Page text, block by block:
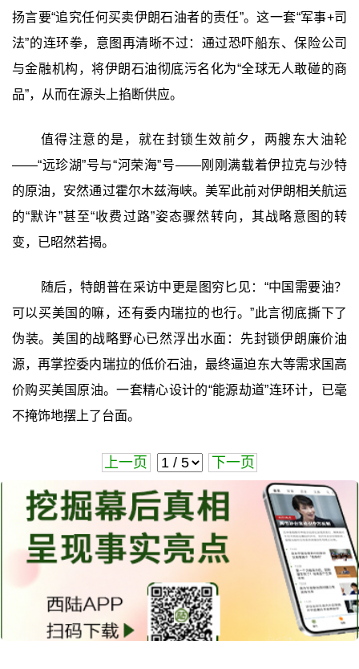
扬言要“追究任何买卖伊朗石油者的责任”。这一套“军事+司
法”的连环拳，意图再清晰不过：通过恐吓船东、保险公司
与金融机构，将伊朗石油彻底污名化为“全球无人敢碰的商
品”，从而在源头上掐断供应。
值得注意的是，就在封锁生效前夕，两艘东大油轮
——“远珍湖”号与“河荣海”号——刚刚满载着伊拉克与沙特
的原油，安然通过霍尔木兹海峡。美军此前对伊朗相关航运
的“默许”甚至“收费过路”姿态骤然转向，其战略意图的转
变，已昭然若揭。
随后，特朗普在采访中更是图穷匕见：“中国需要油？
可以买美国的嘛，还有委内瑞拉的也行。”此言彻底撕下了
伪装。美国的战略野心已然浮出水面：先封锁伊朗廉价油
源，再掌控委内瑞拉的低价石油，最终逼迫东大等需求国高
价购买美国原油。一套精心设计的“能源劫道”连环计，已毫
不掩饰地摆上了台面。
上一页 下一页